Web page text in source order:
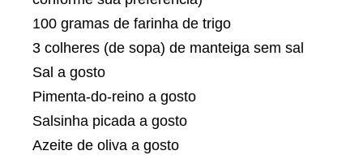
100 gramas de farinha de trigo
3 colheres (de sopa) de manteiga sem sal
Sal a gosto
Pimenta-do-reino a gosto
Salsinha picada a gosto
Azeite de oliva a gosto